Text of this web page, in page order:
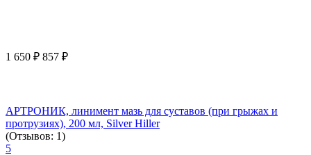
1 650 ₽ 857 ₽
АРТРОНИК, линимент мазь для суставов (при грыжах и
протрузиях), 200 мл, Silver Hiller
(Отзывов: 1)
5